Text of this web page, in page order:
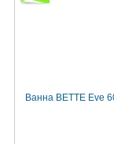
Ванна BETTE Eve